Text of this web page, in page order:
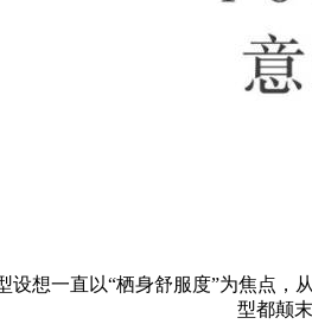
一直以“栖身舒服度”为焦点，
型都颠